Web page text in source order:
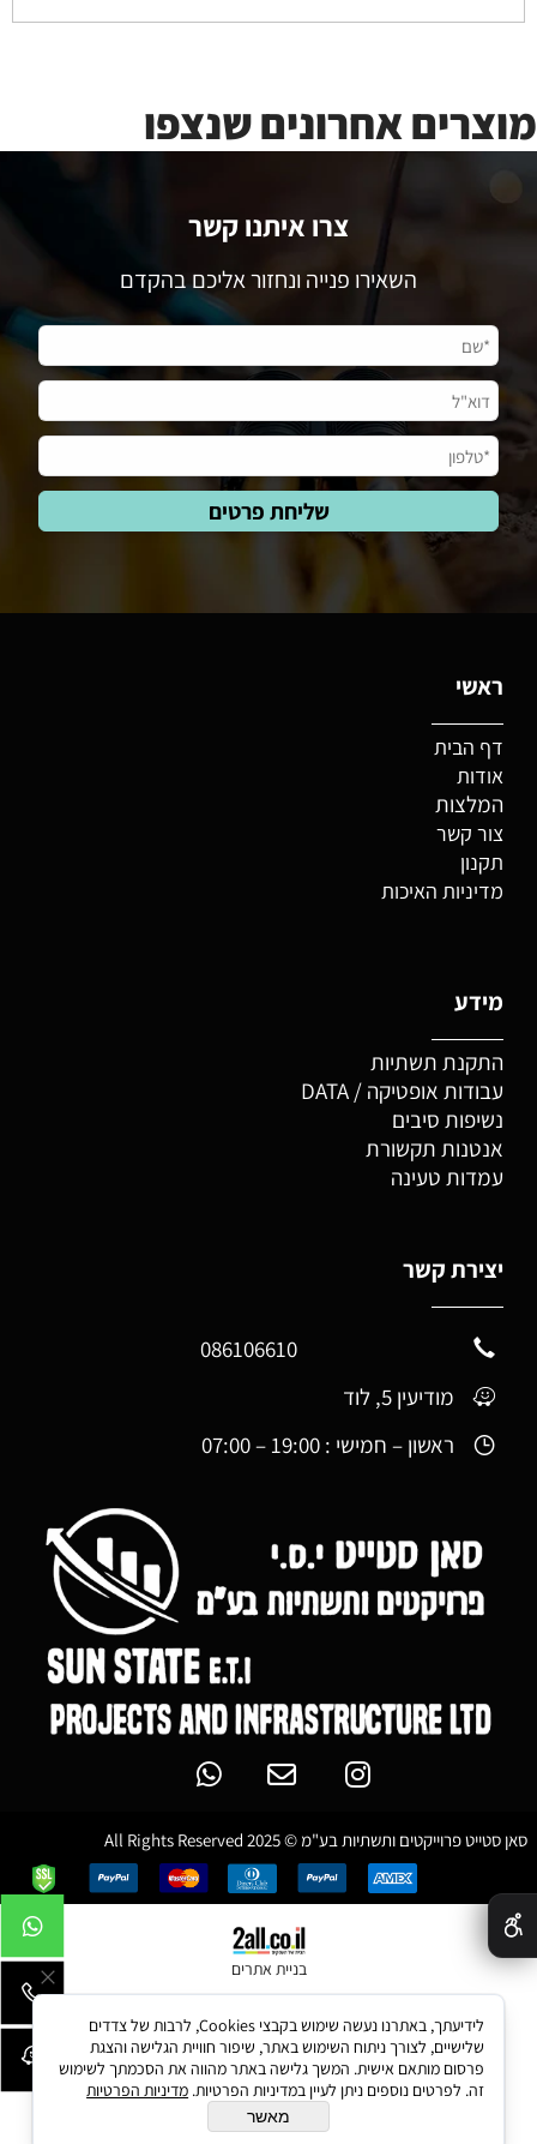
מוצרים אחרונים שנצפו
צרו איתנו קשר
השאירו פנייה ונחזור אליכם בהקדם
ראשי
דף הבית
אודות
המלצות
צור קשר
תקנון
מדיניות האיכות
מידע
התקנת תשתיות
עבודות אופטיקה / DATA
נשיפות סיבים
אנטנות תקשורת
עמדות טעינה
יצירת קשר
086106610
מודיעין 5, לוד
ראשון – חמישי : 19:00 – 07:00
סאן סטייט פרוייקטים ותשתיות בע"מ © 2025 All Rights Reserved
בניית אתרים
לידיעתך, באתרנו נעשה שימוש בקבצי Cookies, לרבות של צדדים
שלישיים, לצורך ניתוח השימוש באתר, שיפור חוויית הגלישה והצגת
פרסום מותאם אישית. המשך גלישה באתר מהווה את הסכמתך לשימוש
זה. לפרטים נוספים ניתן לעיין במדיניות הפרטיות. מדיניות הפרטיות
מאשר